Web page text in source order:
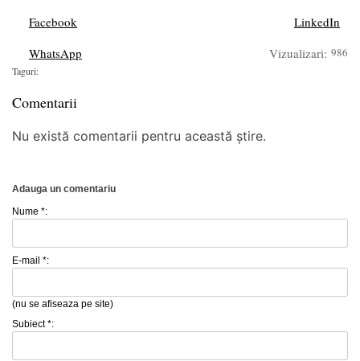
Facebook
LinkedIn
WhatsApp
Vizualizari: 986
Taguri:
Comentarii
Nu există comentarii pentru această știre.
Adauga un comentariu
Nume *:
E-mail *:
(nu se afiseaza pe site)
Subiect *: